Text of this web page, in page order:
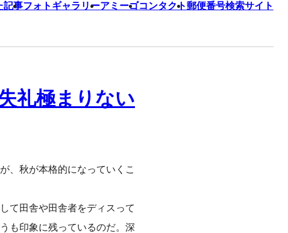
記事フォトギャラリーアミーゴコンタクト郵便番号検索サイト
礼極まりない
、秋が本格的になっていくこ
て田舎や田舎者をディスって
も印象に残っているのだ。深